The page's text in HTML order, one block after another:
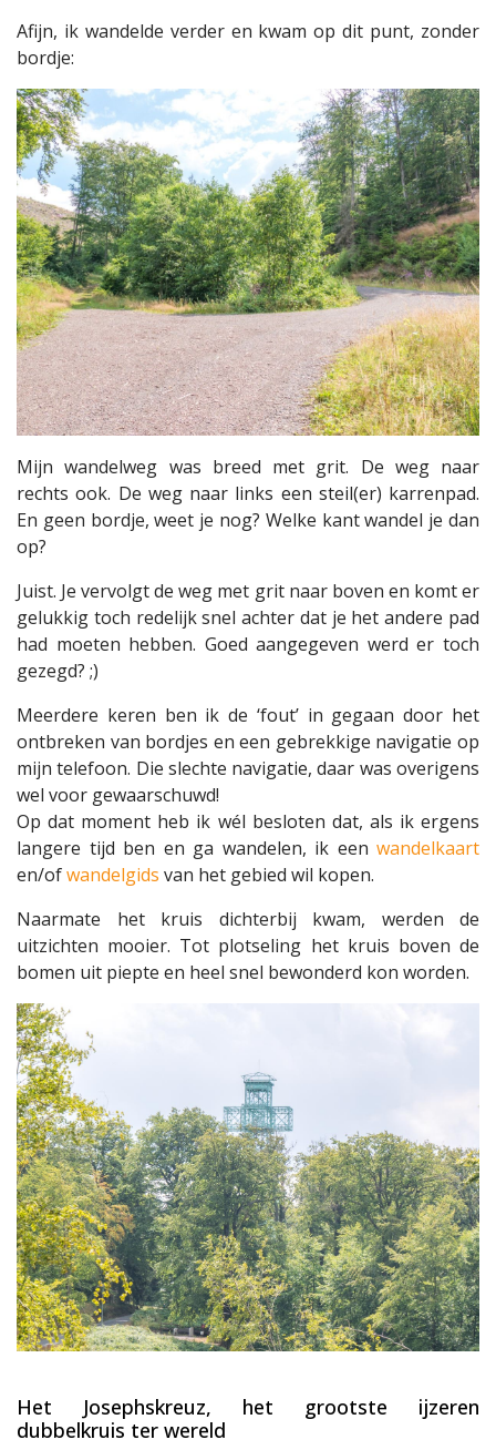
Afijn, ik wandelde verder en kwam op dit punt, zonder
bordje:
Mijn wandelweg was breed met grit. De weg naar
rechts ook. De weg naar links een steil(er) karrenpad.
En geen bordje, weet je nog? Welke kant wandel je dan
op?
Juist. Je vervolgt de weg met grit naar boven en komt er
gelukkig toch redelijk snel achter dat je het andere pad
had moeten hebben. Goed aangegeven werd er toch
gezegd? ;)
Meerdere keren ben ik de ‘fout’ in gegaan door het
ontbreken van bordjes en een gebrekkige navigatie op
mijn telefoon. Die slechte navigatie, daar was overigens
wel voor gewaarschuwd!
Op dat moment heb ik wél besloten dat, als ik ergens
langere tijd ben en ga wandelen, ik een wandelkaart
en/ofwandelgids van het gebied wil kopen.
Naarmate het kruis dichterbij kwam, werden de
uitzichten mooier. Tot plotseling het kruis boven de
bomen uit piepte en heel snel bewonderd kon worden.
Het Josephskreuz, het grootste ijzeren
dubbelkruis ter wereld